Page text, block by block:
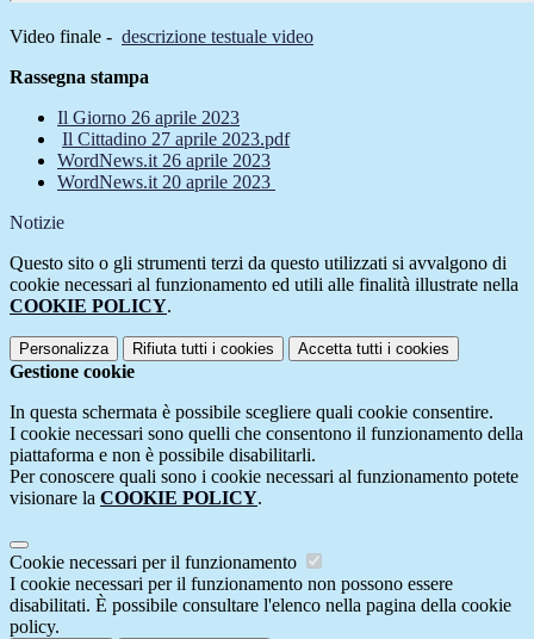
Video finale - descrizione testuale video
Rassegna stampa
Il Giorno 26 aprile 2023
Il Cittadino 27 aprile 2023.pdf
WordNews.it 26 aprile 2023
WordNews.it 20 aprile 2023
Notizie
Questo sito o gli strumenti terzi da questo utilizzati si avvalgono di
cookie necessari al funzionamento ed utili alle finalità illustrate nella
COOKIE POLICY.
Personalizza Rifiuta tutti i cookies Accetta tutti i cookies
Gestione cookie
In questa schermata è possibile scegliere quali cookie consentire.
I cookie necessari sono quelli che consentono il funzionamento della
piattaforma e non è possibile disabilitarli.
Per conoscere quali sono i cookie necessari al funzionamento potete
visionare la COOKIE POLICY.
Cookie necessari per il funzionamento
I cookie necessari per il funzionamento non possono essere
disabilitati. È possibile consultare l'elenco nella pagina della cookie
policy.